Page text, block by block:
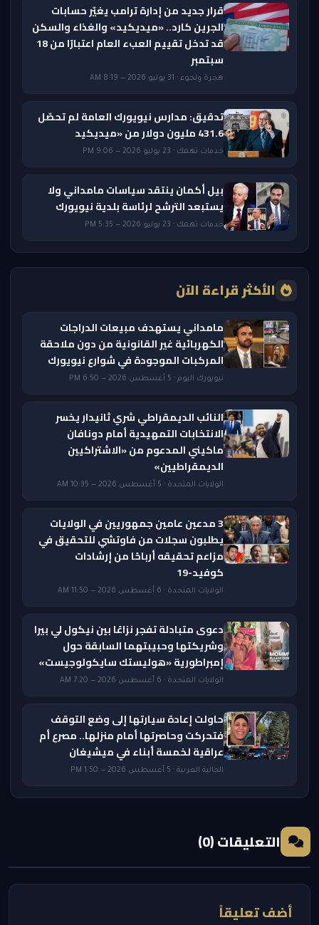
قرار جديد من إدارة ترامب يغيّر حسابات
الجرين كارد.. «ميديكيد» والغذاء والسكن
قد تدخل تقييم العبء العام اعتبارًا من 18
سبتمبر
هجرة ولجوء · 31 يوليو 2026 — 8:19 AM
تدقيق: مدارس نيويورك العامة لم تحصّل
431.6 مليون دولار من «ميديكيد
خدمات تهمك · 23 يوليو 2026 — 9:06 PM
بيل أكمان ينتقد سياسات مامداني ولا
يستبعد الترشح لرئاسة بلدية نيويورك
خدمات تهمك · 23 يوليو 2026 — 5:35 PM
الأكثر قراءة الآن
مامداني يستهدف مبيعات الدراجات
الكهربائية غير القانونية من دون ملاحقة
المركبات الموجودة في شوارع نيويورك
نيويورك اليوم · 5 أغسطس 2026 — 6:50 PM
النائب الديمقراطي شري ثانيدار يخسر
الانتخابات التمهيدية أمام دونافان
ماكيني المدعوم من «الاشتراكيين
الديمقراطيين»
الولايات المتحدة · 5 أغسطس 2026 — 10:35 AM
3 مدعين عامين جمهوريين في الولايات
يطلبون سجلات من فاوتشي للتحقيق في
مزاعم تحقيقه أرباحًا من إرشادات
كوفيد-19
الولايات المتحدة · 6 أغسطس 2026 — 11:50 AM
دعوى متبادلة تفجر نزاعًا بين نيكول لي بيرا
وشريكتها وحبيبتهما السابقة حول
إمبراطورية «هوليستك سايكولوجيست»
الولايات المتحدة · 6 أغسطس 2026 — 7:20 AM
حاولت إعادة سيارتها إلى وضع التوقف
فتحركت وحاصرتها أمام منزلها.. مصرع أم
عراقية لخمسة أبناء في ميشيغان
الجالية العربية · 5 أغسطس 2026 — 1:50 PM
التعليقات (0)
أضف تعليقاً